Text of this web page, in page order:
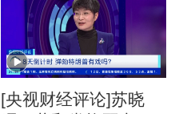
[央视财经评论]苏晓